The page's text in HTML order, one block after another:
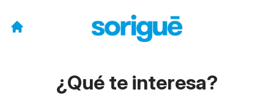
¿Qué te interesa?